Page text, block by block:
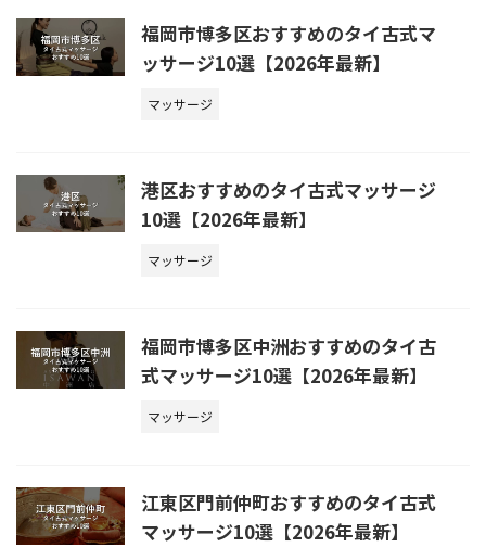
福岡市博多区おすすめのタイ古式マ
ッサージ10選【2026年最新】
マッサージ
港区おすすめのタイ古式マッサージ
10選【2026年最新】
マッサージ
福岡市博多区中洲おすすめのタイ古
式マッサージ10選【2026年最新】
マッサージ
江東区門前仲町おすすめのタイ古式
マッサージ10選【2026年最新】